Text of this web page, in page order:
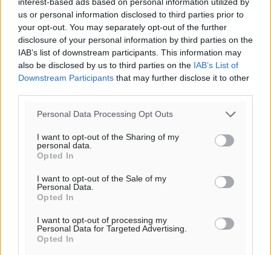
us or personal information disclosed to third parties prior to
your opt-out. You may separately opt-out of the further
disclosure of your personal information by third parties on the
IAB’s list of downstream participants. This information may
also be disclosed by us to third parties on the IAB’s List of
Downstream Participants that may further disclose it to other
Personal Data Processing Opt Outs
I want to opt-out of the Sharing of my
personal data.
Opted In
I want to opt-out of the Sale of my
Personal Data.
Opted In
I want to opt-out of processing my
Personal Data for Targeted Advertising.
Opted In
Υπενθύμιση:
Για την μερική αναπαραγωγή της είδησης από άλλες
ιστοσελίδες είναι απαραίτητη η χρήση του παρακάτω
παρεχόμενου συνδέσμου παραπομπής προς το άρθρο
της Δημοκρατικής.